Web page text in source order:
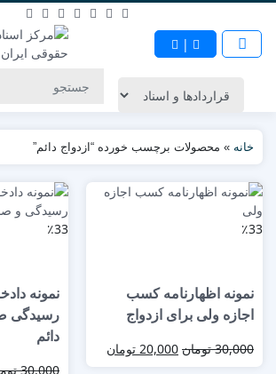
|
خانه » محصولات برچسب خورده “ازدواج دائم”
٪33
نمونه اظهارنامه کسب
اجازه ولی برای ازدواج
30,000 تومان 20,000 تومان
٪33
نمونه
رسیدگی
دائم
30,000